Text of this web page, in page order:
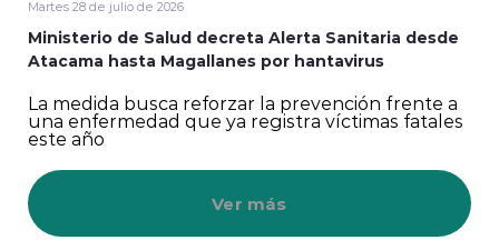
Martes 28 de julio de 2026
Ministerio de Salud decreta Alerta Sanitaria desde
Atacama hasta Magallanes por hantavirus
La medida busca reforzar la prevención frente a
una enfermedad que ya registra víctimas fatales
este año
Ver más